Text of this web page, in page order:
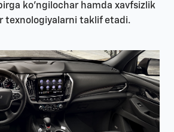
ko'ngilochar hamda xavfsizlik
texnologiyalarni taklif etadi.